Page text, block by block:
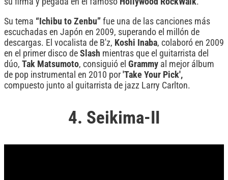
Su tema “Ichibu to Zenbu” fue una de las canciones más
escuchadas en Japón en 2009, superando el millón de
descargas. El vocalista de B'z, Koshi Inaba, colaboró en 2009
en el primer disco de Slash mientras que el guitarrista del
dúo, Tak Matsumoto, consiguió el Grammy al mejor álbum
de pop instrumental en 2010 por 'Take Your Pick',
compuesto junto al guitarrista de jazz Larry Carlton.
4. Seikima-II